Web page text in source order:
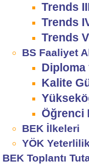
Trends
Trends
Trends
BS Faaliyet
Diploma
Kalite
Öğrenci
BEK İlkeleri
YÖK
BEK Toplantı